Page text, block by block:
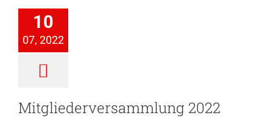
10
07, 2022
Mitgliederversammlung 2022